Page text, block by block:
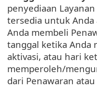
penyediaan
tersedia untuk Anda
Anda membeli
tanggal ketika Anda
aktivasi, atau hari
memperoleh/
dari Penawaran